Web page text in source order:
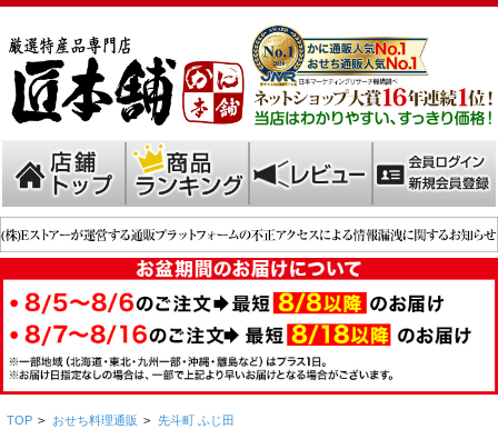
TOP > おせち料理通販 > 先斗町 ふじ田